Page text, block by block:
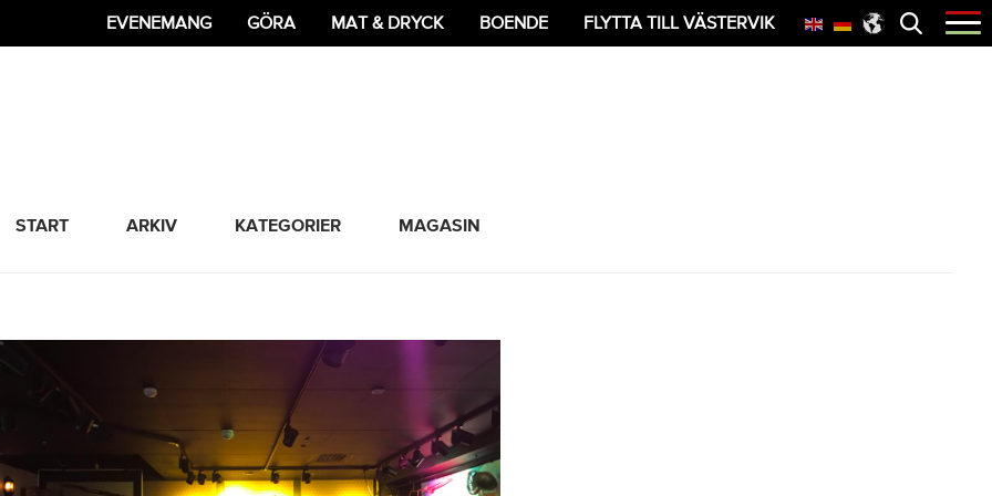
Öppna
menyn
EVENEMANG GÖRA MAT & DRYCK BOENDE FLYTTA TILL VÄSTERVIK
START ARKIV KATEGORIER MAGASIN